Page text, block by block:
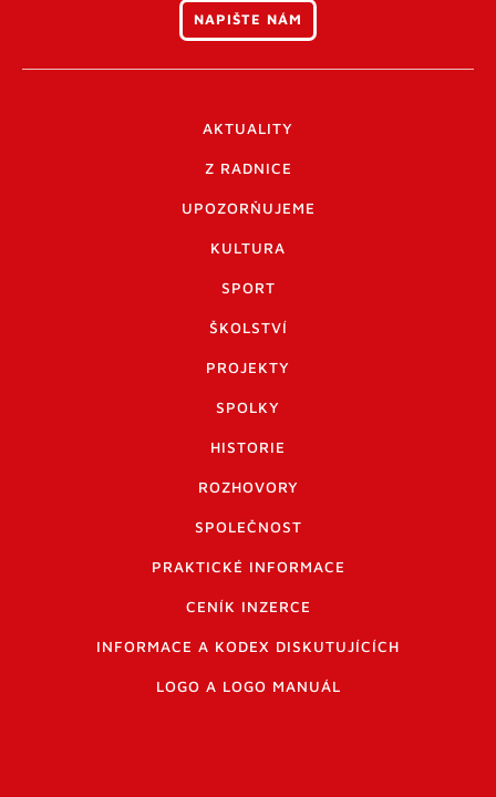
NAPIŠTE NÁM
AKTUALITY
Z RADNICE
UPOZORŇUJEME
KULTURA
SPORT
ŠKOLSTVÍ
PROJEKTY
SPOLKY
HISTORIE
ROZHOVORY
SPOLEČNOST
PRAKTICKÉ INFORMACE
CENÍK INZERCE
INFORMACE A KODEX DISKUTUJÍCÍCH
LOGO A LOGO MANUÁL